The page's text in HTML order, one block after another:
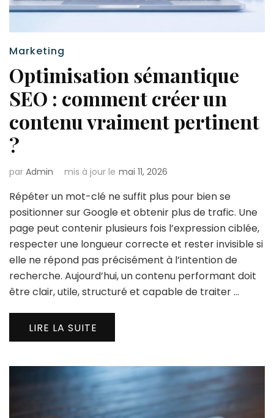
Marketing
Optimisation sémantique
SEO : comment créer un
contenu vraiment pertinent
?
par Admin mis à jour le mai 11, 2026
Répéter un mot-clé ne suffit plus pour bien se
positionner sur Google et obtenir plus de trafic. Une
page peut contenir plusieurs fois l’expression ciblée,
respecter une longueur correcte et rester invisible si
elle ne répond pas précisément à l’intention de
recherche. Aujourd’hui, un contenu performant doit
être clair, utile, structuré et capable de traiter …
LIRE LA SUITE